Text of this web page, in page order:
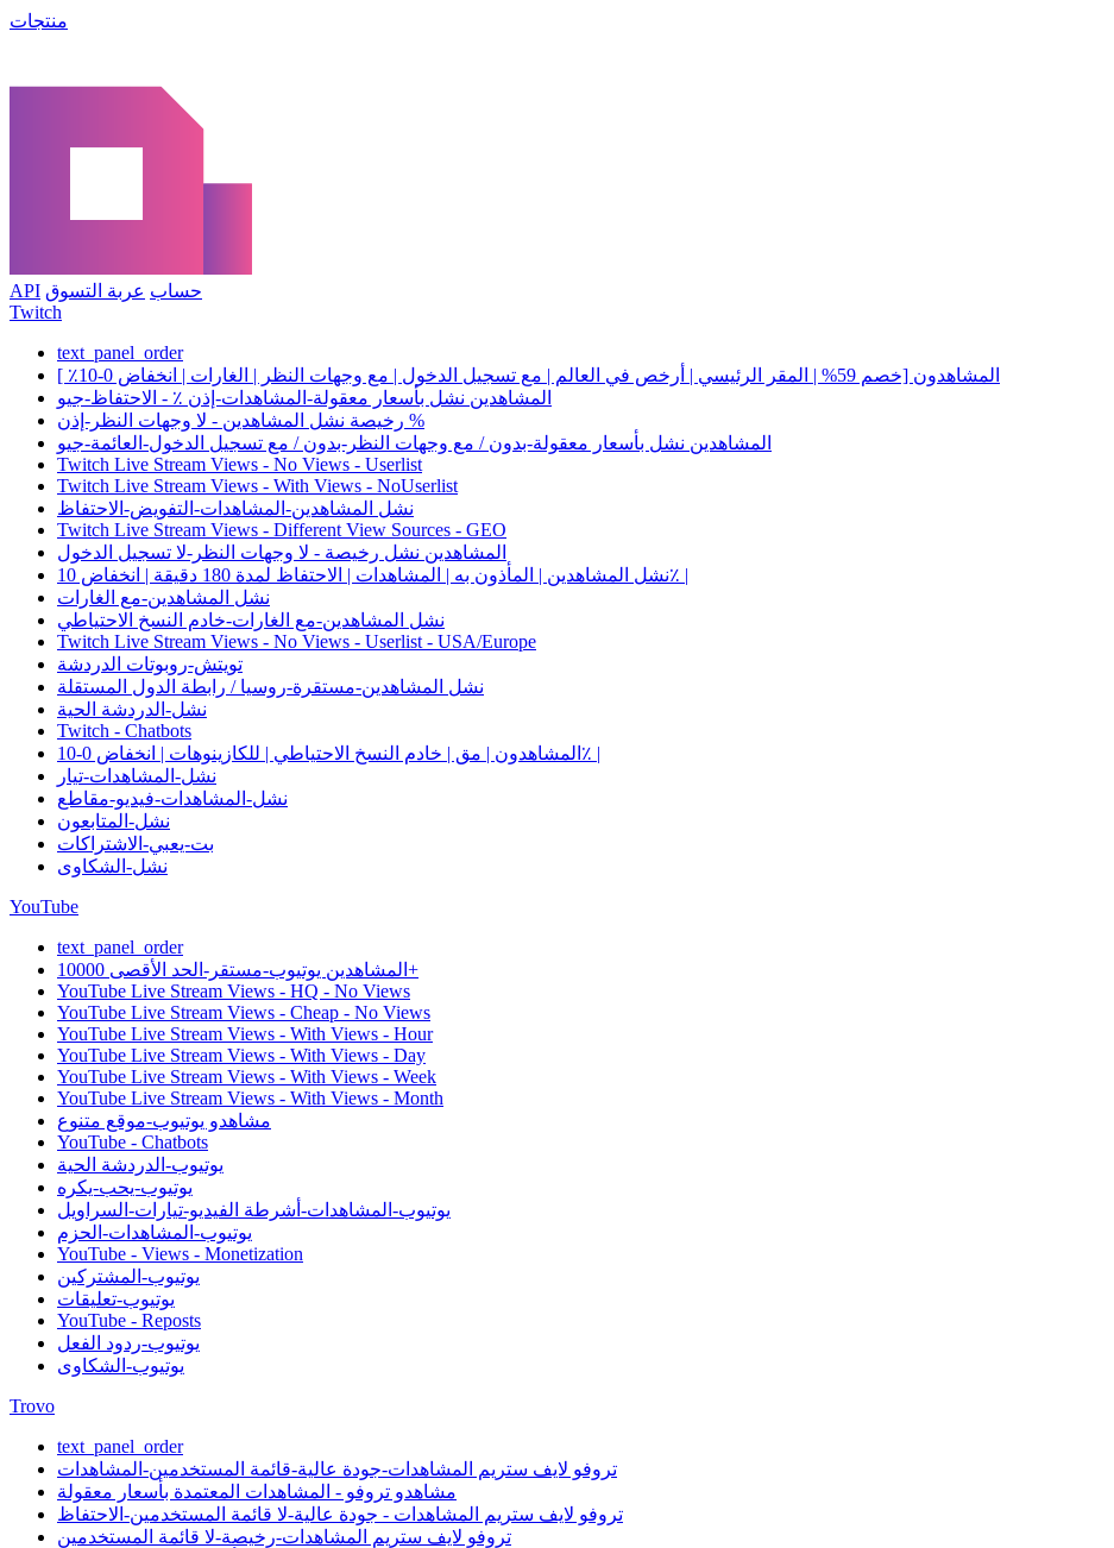
منتجات
API حساب عربة التسوق
Twitch
text_panel_order
المشاهدون [خصم 59% | المقر الرئيسي | أرخص في العالم | مع تسجيل الدخول | مع وجهات النظر | الغارات | انخفاض 0-10٪ ]
المشاهدين نشل بأسعار معقولة-المشاهدات-إذن ٪ - الاحتفاظ-جيو
رخيصة نشل المشاهدين - لا وجهات النظر-إذن %
المشاهدين نشل بأسعار معقولة-بدون / مع وجهات النظر-بدون / مع تسجيل الدخول-العائمة-جيو
Twitch Live Stream Views - No Views - Userlist
Twitch Live Stream Views - With Views - NoUserlist
نشل المشاهدين-المشاهدات-التفويض-الاحتفاظ
Twitch Live Stream Views - Different View Sources - GEO
المشاهدين نشل رخيصة - لا وجهات النظر-لا تسجيل الدخول
نشل المشاهدين | المأذون به | المشاهدات | الاحتفاظ لمدة 180 دقيقة | انخفاض 10٪ |
نشل المشاهدين-مع الغارات
نشل المشاهدين-مع الغارات-خادم النسخ الاحتياطي
Twitch Live Stream Views - No Views - Userlist - USA/Europe
تويتش-روبوتات الدردشة
نشل المشاهدين-مستقرة-روسيا / رابطة الدول المستقلة
نشل-الدردشة الحية
Twitch - Chatbots
المشاهدون | مق | خادم النسخ الاحتياطي | للكازينوهات | انخفاض 0-10٪ |
نشل-المشاهدات-تيار
نشل-المشاهدات-فيديو-مقاطع
نشل-المتابعون
بت-يعبي-الاشتراكات
نشل-الشكاوى
YouTube
text_panel_order
المشاهدين يوتيوب-مستقر-الحد الأقصى 10000+
YouTube Live Stream Views - HQ - No Views
YouTube Live Stream Views - Cheap - No Views
YouTube Live Stream Views - With Views - Hour
YouTube Live Stream Views - With Views - Day
YouTube Live Stream Views - With Views - Week
YouTube Live Stream Views - With Views - Month
مشاهدو يوتيوب-موقع متنوع
YouTube - Chatbots
يوتيوب-الدردشة الحية
يوتيوب-يحب-يكره
يوتيوب-المشاهدات-أشرطة الفيديو-تيارات-السراويل
يوتيوب-المشاهدات-الحزم
YouTube - Views - Monetization
يوتيوب-المشتركين
يوتيوب-تعليقات
YouTube - Reposts
يوتيوب-ردود الفعل
يوتيوب-الشكاوى
Trovo
text_panel_order
تروفو لايف ستريم المشاهدات-جودة عالية-قائمة المستخدمين-المشاهدات
مشاهدو تروفو - المشاهدات المعتمدة بأسعار معقولة
تروفو لايف ستريم المشاهدات - جودة عالية-لا قائمة المستخدمين-الاحتفاظ
تروفو لايف ستريم المشاهدات-رخيصة-لا قائمة المستخدمين